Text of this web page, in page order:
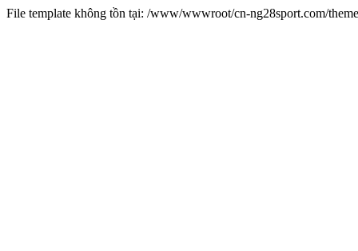
File template không tồn tại: /www/wwwroot/cn-ng28sport.com/